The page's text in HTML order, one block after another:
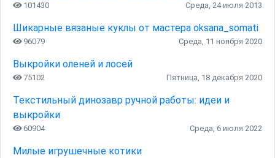
101430 Среда, 24 июля 2013
Шикарные вязаные куклы от мастера oksana_somati
96079 Среда, 11 ноября 2020
Выкройки оленей и лосей
75102 Пятница, 18 декабря 2020
Текстильный динозавр ручной работы: идеи и
выкройки
60904 Среда, 6 июля 2022
Милые игрушечные котики